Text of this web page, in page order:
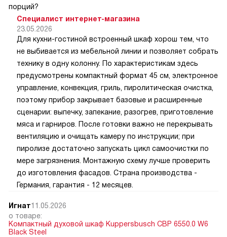
порций?
Специалист интернет-магазина
23.05.2026
Для кухни-гостиной встроенный шкаф хорош тем, что
не выбивается из мебельной линии и позволяет собрать
технику в одну колонну. По характеристикам здесь
предусмотрены компактный формат 45 см, электронное
управление, конвекция, гриль, пиролитическая очистка,
поэтому прибор закрывает базовые и расширенные
сценарии: выпечку, запекание, разогрев, приготовление
мяса и гарниров. После готовки важно не перекрывать
вентиляцию и очищать камеру по инструкции; при
пиролизе достаточно запускать цикл самоочистки по
мере загрязнения. Монтажную схему лучше проверить
до изготовления фасадов. Страна производства -
Германия, гарантия - 12 месяцев.
Игнат11.05.2026
о товаре:
Компактный духовой шкаф Kuppersbusch CBP 6550.0 W6
Black Steel